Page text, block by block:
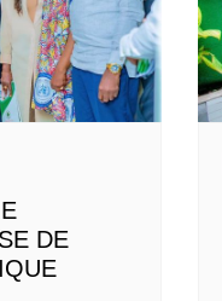
DE